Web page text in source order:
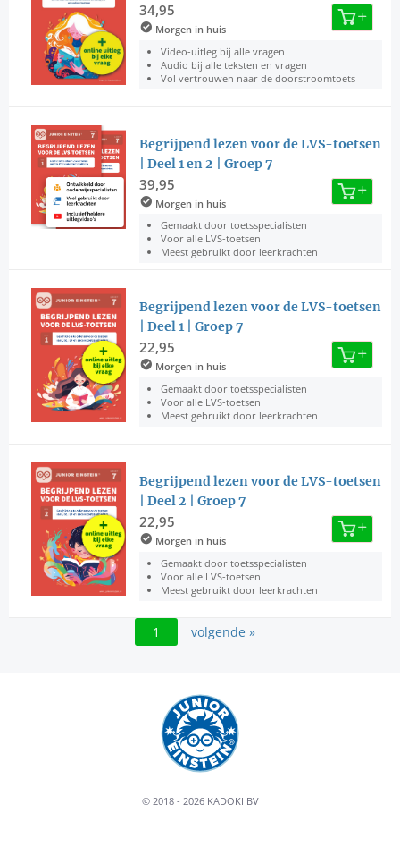
34,95
Morgen in huis
Video-uitleg bij alle vragen
Audio bij alle teksten en vragen
Vol vertrouwen naar de doorstroomtoets
Begrijpend lezen voor de LVS-toetsen
| Deel 1 en 2 | Groep 7
39,95
Morgen in huis
Gemaakt door toetsspecialisten
Voor alle LVS-toetsen
Meest gebruikt door leerkrachten
Begrijpend lezen voor de LVS-toetsen
| Deel 1 | Groep 7
22,95
Morgen in huis
Gemaakt door toetsspecialisten
Voor alle LVS-toetsen
Meest gebruikt door leerkrachten
Begrijpend lezen voor de LVS-toetsen
| Deel 2 | Groep 7
22,95
Morgen in huis
Gemaakt door toetsspecialisten
Voor alle LVS-toetsen
Meest gebruikt door leerkrachten
1 volgende »
© 2018 - 2026 KADOKI BV